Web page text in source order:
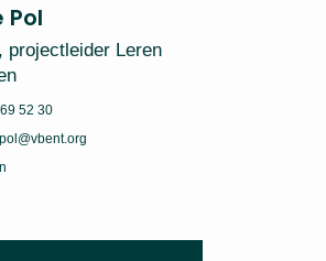
Pol
projectleider Leren
52 30